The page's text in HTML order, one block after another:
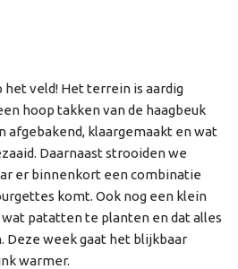
veld! Het terrein is aardig
hoop takken van de haagbeuk
afgebakend, klaargemaakt en wat
Daarnaast strooiden we
er binnenkort een combinatie
komt. Ook nog een klein
patatten te planten en dat alles
Deze week gaat het blijkbaar
warmer.